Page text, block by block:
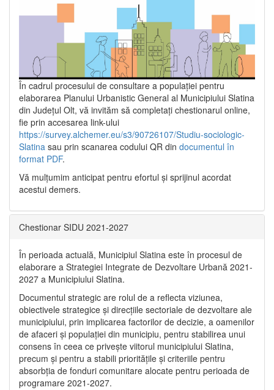
În cadrul procesului de consultare a populaţiei pentru
elaborarea Planului Urbanistic General al Municipiului Slatina
din Județul Olt, vă invităm să completați chestionarul online,
fie prin accesarea link-ului
https://survey.alchemer.eu/s3/90726107/Studiu-sociologic-
Slatina sau prin scanarea codului QR din documentul în
format PDF.
Vă mulţumim anticipat pentru efortul şi sprijinul acordat
acestui demers.
Chestionar SIDU 2021-2027
În perioada actuală, Municipiul Slatina este în procesul de
elaborare a Strategiei Integrate de Dezvoltare Urbană 2021‐
2027 a Municipiului Slatina.
Documentul strategic are rolul de a reflecta viziunea,
obiectivele strategice și direcțiile sectoriale de dezvoltare ale
municipiului, prin implicarea factorilor de decizie, a oamenilor
de afaceri și populației din municipiu, pentru stabilirea unui
consens în ceea ce privește viitorul municipiului Slatina,
precum și pentru a stabili prioritățile și criteriile pentru
absorbția de fonduri comunitare alocate pentru perioada de
programare 2021-2027.